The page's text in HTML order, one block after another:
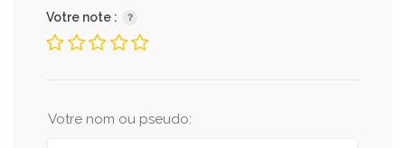
Votre note :
Votre nom ou pseudo: